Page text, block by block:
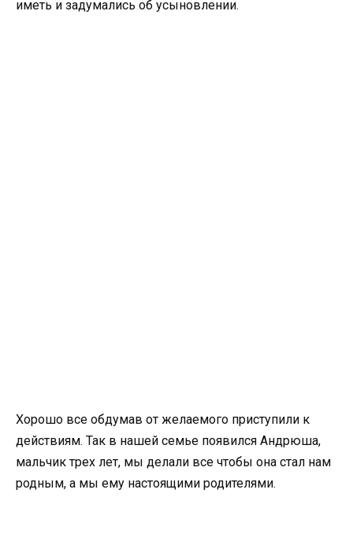
иметь и задумались об усыновлении.
Хорошо все обдумав от желаемого приступили к
действиям. Так в нашей семье появился Андрюша,
мальчик трех лет, мы делали все чтобы она стал нам
родным, а мы ему настоящими родителями.